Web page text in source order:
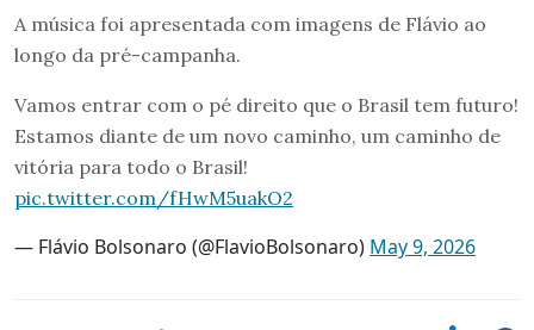
A música foi apresentada com imagens de Flávio ao
longo da pré-campanha.
Vamos entrar com o pé direito que o Brasil tem futuro!
Estamos diante de um novo caminho, um caminho de
vitória para todo o Brasil!
pic.twitter.com/fHwM5uakO2
— Flávio Bolsonaro (@FlavioBolsonaro) May 9, 2026